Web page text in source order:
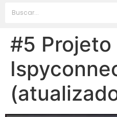
#5 Projeto